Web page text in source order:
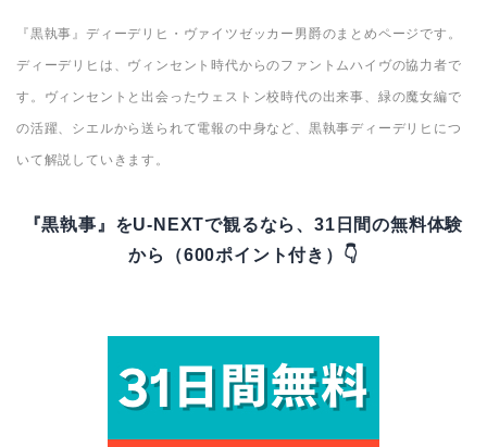
『黒執事』ディーデリヒ・ヴァイツゼッカー男爵のまとめページです。
ディーデリヒは、ヴィンセント時代からのファントムハイヴの協力者で
す。ヴィンセントと出会ったウェストン校時代の出来事、緑の魔女編で
の活躍、シエルから送られて電報の中身など、黒執事ディーデリヒにつ
いて解説していきます。
『黒執事』をU-NEXTで観るなら、31日間の無料体験
から（600ポイント付き）👇